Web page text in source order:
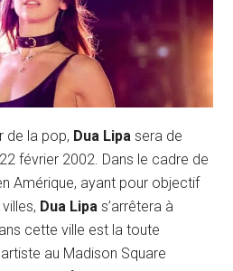
de la pop, Dua Lipa sera de
février 2002. Dans le cadre de
Amérique, ayant pour objectif
Dua Lipa s’arrêtera à
cette ville est la toute
au Madison Square